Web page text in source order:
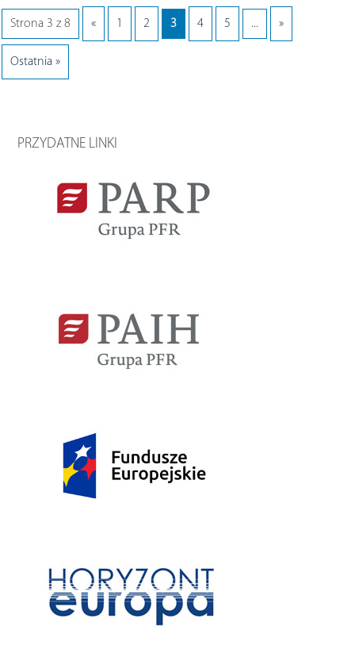
Strona 3 z 8 « 1 2 3 4 5 ... »
Ostatnia »
PRZYDATNE LINKI